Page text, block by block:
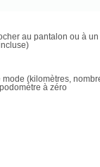
au pantalon ou à
(kilomètres,
à zéro